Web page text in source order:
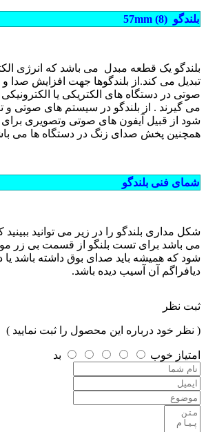
بلندگو (8) 57mm
بلندگو یک قطعه مبدل می باشد که انرژی
تبدیل می کند.از بلندگوها جهت افزایش صدا
صوتی در دستگاه های الکتریکی یا الکترونیکی
می گیرند . از بلندگو در سیستم های صوتی و
شود از قبیل آیفون های صوتی وتصویری
همچنین پخش صدای زنگ در دستگاه ها می
شمای فنی بلندگو
شکل مداری بلندگو را در زیر می توانید ببینید
می باشد برای تست بلنگو از قسمت بی زر
شود که همیشه باید صدای بوق داشته باشد
دیافراگم آن آسیب دیده باشد.
ثبت نظر
( نظر خود درباره این محصول را ثبت نمایید )
امتیاز خوب بد